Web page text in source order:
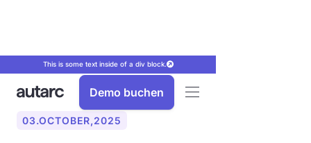
This is some text inside of a div block.
Demo buchen
03.OCTOBER,2025